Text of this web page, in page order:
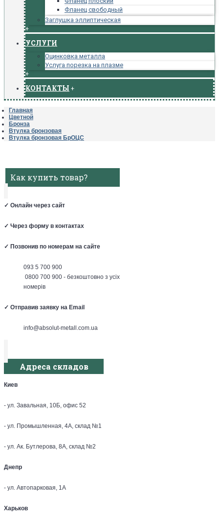
Фланец свободный
Заглушка эллиптическая
+
УСЛУГИ
Оцинковка металла
Услуга порезка на плазме
+
КОНТАКТЫ +
Главная
Цветной
Бронза
Втулка бронзовая
Втулка бронзовая БрОЦС
Как купить товар?
✓ Онлайн через сайт
✓ Через форму в контактах
✓ Позвонив по номерам на сайте
093 5 700 900
0800 700 900 - безкоштовно з усіх
номерів
✓ Отправив заявку на Email
info@absolut-metall.com.ua
Адреса складов
Киев
- ул. Завальная, 10Б, офис 52
- ул. Промышленная, 4А, склад №1
- ул. Ак. Бутлерова, 8А, склад №2
Днепр
- ул. Автопарковая, 1А
Харьков